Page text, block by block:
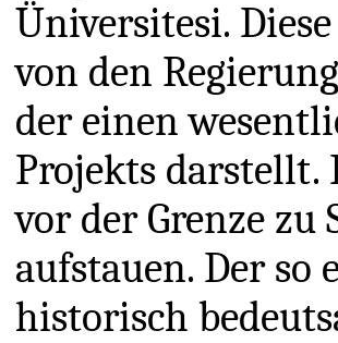
Üniversitesi.
von den
der einen
Projekts darstellt.
vor der Grenze zu
aufstauen. Der so
historisch